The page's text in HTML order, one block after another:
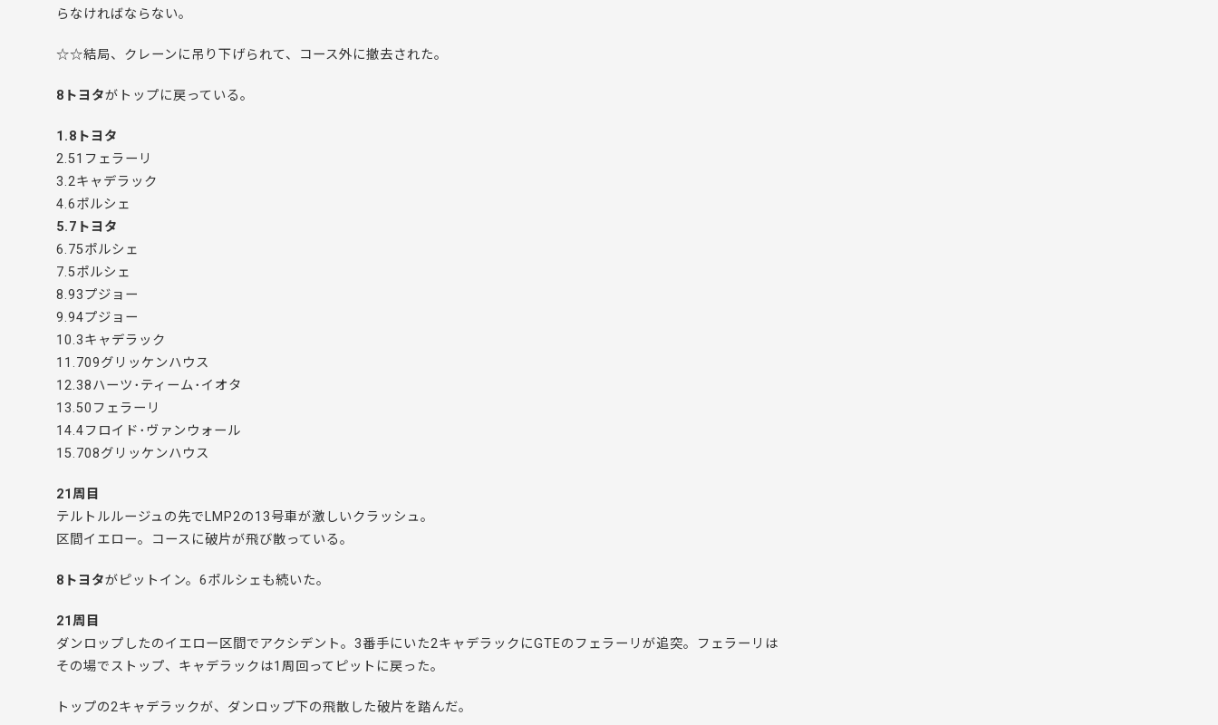
らなければならない。
☆☆結局、クレーンに吊り下げられて、コース外に撤去された。
8トヨタがトップに戻っている。
1.8トヨタ
2.51フェラーリ
3.2キャデラック
4.6ポルシェ
5.7トヨタ
6.75ポルシェ
7.5ポルシェ
8.93プジョー
9.94プジョー
10.3キャデラック
11.709グリッケンハウス
12.38ハーツ･ティーム･イオタ
13.50フェラーリ
14.4フロイド･ヴァンウォール
15.708グリッケンハウス
21周目
テルトルルージュの先でLMP2の13号車が激しいクラッシュ。
区間イエロー。コースに破片が飛び散っている。
8トヨタがピットイン。6ポルシェも続いた。
21周目
ダンロップしたのイエロー区間でアクシデント。3番手にいた2キャデラックにGTEのフェラーリが追突。フェラーリは
その場でストップ、キャデラックは1周回ってピットに戻った。
トップの2キャデラックが、ダンロップ下の飛散した破片を踏んだ。